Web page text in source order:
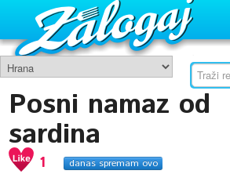
Posni namaz od
sardina
1 danas spremam ovo